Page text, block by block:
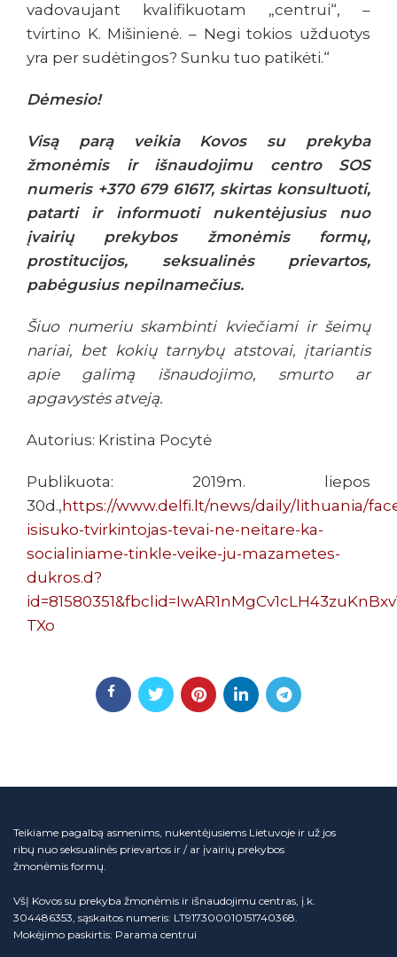
vadovaujant kvalifikuotam „centrui“, –
tvirtino K. Mišinienė. – Negi tokios užduotys
yra per sudėtingos? Sunku tuo patikėti.“
Dėmesio!
Visą parą veikia Kovos su prekyba
žmonėmis ir išnaudojimu centro SOS
numeris +370 679 61617, skirtas konsultuoti,
patarti ir informuoti nukentėjusius nuo
įvairių prekybos žmonėmis formų,
prostitucijos, seksualinės prievartos,
pabėgusius nepilnamečius.
Šiuo numeriu skambinti kviečiami ir šeimų
nariai, bet kokių tarnybų atstovai, įtariantis
apie galimą išnaudojimo, smurto ar
apgavystės atveją.
Autorius: Kristina Pocytė
Publikuota: 2019m. liepos
30d., https://www.delfi.lt/news/daily/lithuania/
isisuko-tvirkintojas-tevai-ne-neitare-ka-
socialiniame-tinkle-veike-ju-mazametes-
dukros.d?
TXo
Teikiame pagalbą asmenims, nukentėjusiems Lietuvoje ir už jos
ribų nuo seksualinės prievartos ir / ar įvairių prekybos
žmonėmis formų.
VšĮ Kovos su prekyba žmonėmis ir išnaudojimu centras, į.k.
304486353, sąskaitos numeris: LT917300010151740368.
Mokėjimo paskirtis: Parama centrui